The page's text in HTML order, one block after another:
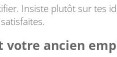
Insiste plutôt sur tes
votre ancien